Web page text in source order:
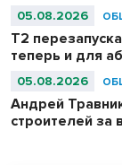
колледжи на
05.08.2026
Т2
теперь и для
05.08.2026
Андрей
строителей за